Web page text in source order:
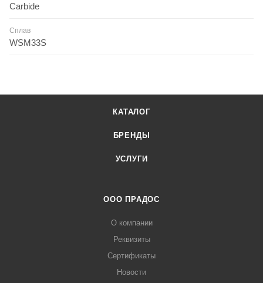
Carbide
Сплав
WSM33S
КАТАЛОГ
БРЕНДЫ
УСЛУГИ
ООО ПРАДОС
О компании
Реквизиты
Сертификаты
Новости